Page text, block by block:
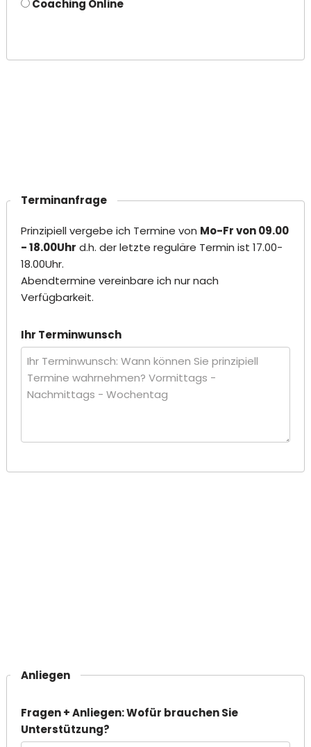
Coaching Online
Terminanfrage
Prinzipiell vergebe ich Termine von Mo-Fr von 09.00
- 18.00Uhr d.h. der letzte reguläre Termin ist 17.00-
18.00Uhr.
Abendtermine vereinbare ich nur nach
Verfügbarkeit.
Ihr Terminwunsch
Anliegen
Fragen + Anliegen: Wofür brauchen Sie
Unterstützung?